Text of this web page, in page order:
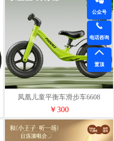
凤凰儿童平衡车滑步车6608
￥300
公众号
电话咨询
置顶